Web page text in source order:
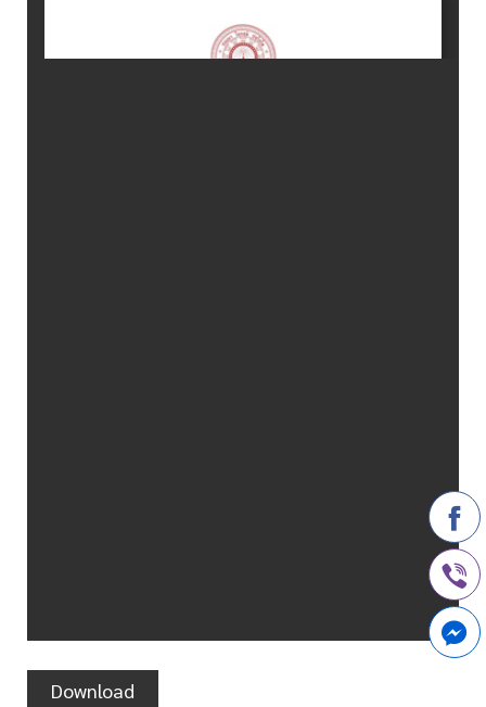
Download